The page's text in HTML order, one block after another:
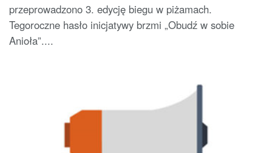
przeprowadzono 3. edycję biegu w piżamach.
Tegoroczne hasło inicjatywy brzmi „Obudź w sobie
Anioła”....